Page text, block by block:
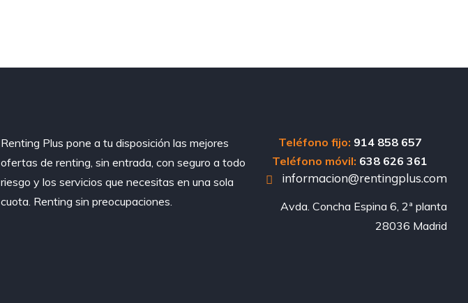
Renting Plus pone a tu disposición las mejores
ofertas de renting, sin entrada, con seguro a todo
riesgo y los servicios que necesitas en una sola
cuota. Renting sin preocupaciones.
Teléfono fijo: 914 858 657
Teléfono móvil: 638 626 361
informacion@rentingplus.com
Avda. Concha Espina 6, 2ª planta
28036 Madrid